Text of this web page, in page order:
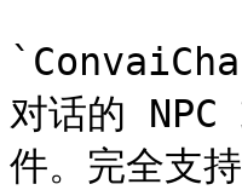
对话的
件。完全支